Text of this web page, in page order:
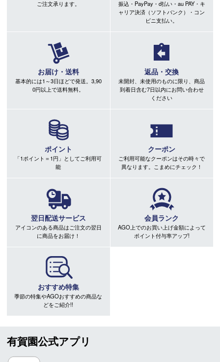
ご注文承ります。
振込・PayPay・d払い・au PAY・キ
ャリア決済（ソフトバンク）・コン
ビニ支払い。
お届け・送料
基本的には1～3日ほどで発送。3,90
0円以上で送料無料。
返品・交換
未開封、未使用のものに限り、商品
到着日含む7日以内にお問い合わせ
ください
ポイント
「1ポイント＝1円」としてご利用可
能
クーポン
ご利用可能なクーポンはその時々で
異なります。こまめにチェック！
翌日配送サービス
アイコンのある商品はご注文の翌日
に商品をお届け！
会員ランク
AGO上でのお買い上げ金額によって
ポイント付与率アップ!
おすすめ特集
季節の特集やAGOおすすめの商品な
どをご紹介!!
有賀園公式アプリ